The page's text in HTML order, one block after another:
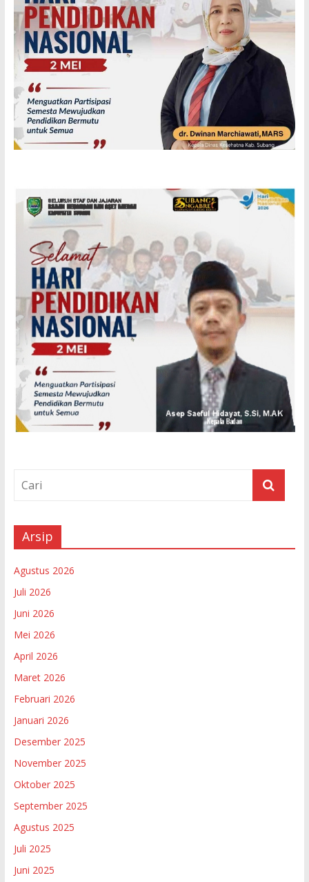
Arsip
Agustus 2026
Juli 2026
Juni 2026
Mei 2026
April 2026
Maret 2026
Februari 2026
Januari 2026
Desember 2025
November 2025
Oktober 2025
September 2025
Agustus 2025
Juli 2025
Juni 2025